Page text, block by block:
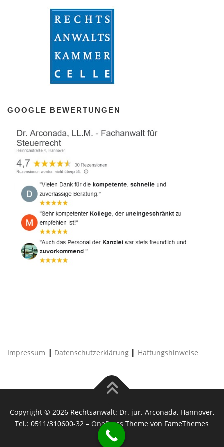
GOOGLE BEWERTUNGEN
Impressum Datenschutzerklärung Haftungshinweise
Copyright © 2026 Rechtsanwalt: Dr. jur. Arconada, Hannover,
Tel.: 0511/310600-32 – OnePress Theme von FameThemes